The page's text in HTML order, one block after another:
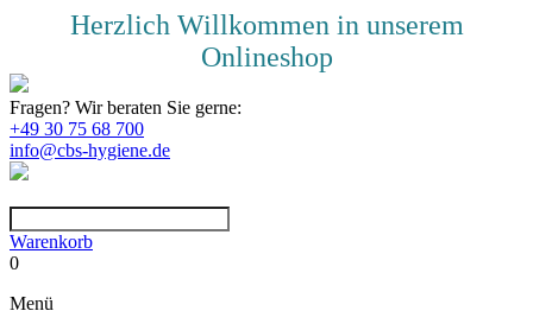
Herzlich Willkommen in unserem
Onlineshop
Fragen? Wir beraten Sie gerne:
+49 30 75 68 700
info@cbs-hygiene.de
Warenkorb
0
Menü